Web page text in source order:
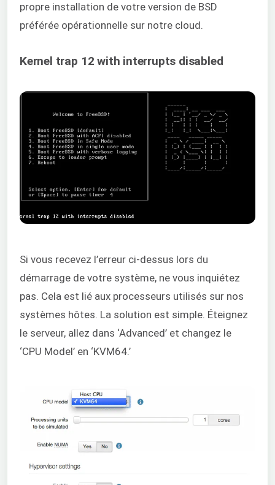
propre installation de votre version de BSD
préférée opérationnelle sur notre cloud.
Kernel trap 12 with interrupts disabled
Si vous recevez l’erreur ci-dessus lors du
démarrage de votre système, ne vous inquiétez
pas. Cela est lié aux processeurs utilisés sur nos
systèmes hôtes. La solution est simple. Éteignez
le serveur, allez dans ‘Advanced’ et changez le
‘CPU Model’ en ‘KVM64.’